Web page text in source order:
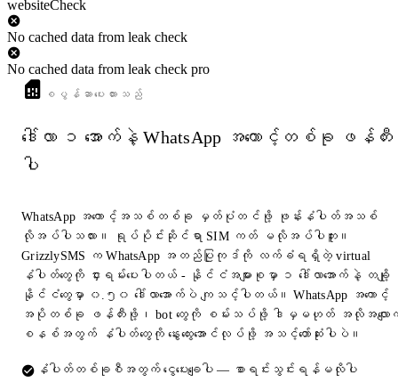
websiteCheck
No cached data from leak check
No cached data from leak check pro
စပွန်ဆာပေးထားသည်
ဒေါ်လာ ၁ အောက်နဲ့ WhatsApp အကောင့်တစ်ခု ဖန်တီး
ပါ
WhatsApp အကောင့်အသစ်တစ်ခု မှတ်ပုံတင်ဖို့ ဖုန်းနံပါတ်အသစ်
လိုအပ်ပါသလား။ ရုပ်ပိုင်းဆိုင်ရာ SIM ကတ် မလိုအပ်ပါဘူး။
GrizzlySMS က WhatsApp အတည်ပြုကုဒ်ကို လက်ခံရရှိတဲ့ virtual
နံပါတ်တွေကို ငှားရမ်းပေးပါတယ် - နိုင်ငံအများစုမှာ ၁ ဒေါ်လာအောက်နဲ့ တချို့
နိုင်ငံတွေမှာ ၀.၅၀ ဒေါ်လာအောက်ပဲ ကျသင့်ပါတယ်။ WhatsApp အကောင့်
အပိုတစ်ခု ဖန်တီးဖို့၊ bot တွေကို စမ်းသပ်ဖို့ ဒါမှမဟုတ် အလိုအလျော
စနစ်အတွက် နံပါတ်တွေကို နွေးထွေးအောင်လုပ်ဖို့ အသင့်တော်ဆုံးပါပဲ။
နံပါတ်တစ်ခုစီအတွက် ငွေပေးချေပါ — စာရင်းသွင်းရန်မလိုပါ